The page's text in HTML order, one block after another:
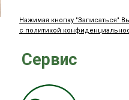
Нажимая кнопку "Записаться"
с политикой
Сервис